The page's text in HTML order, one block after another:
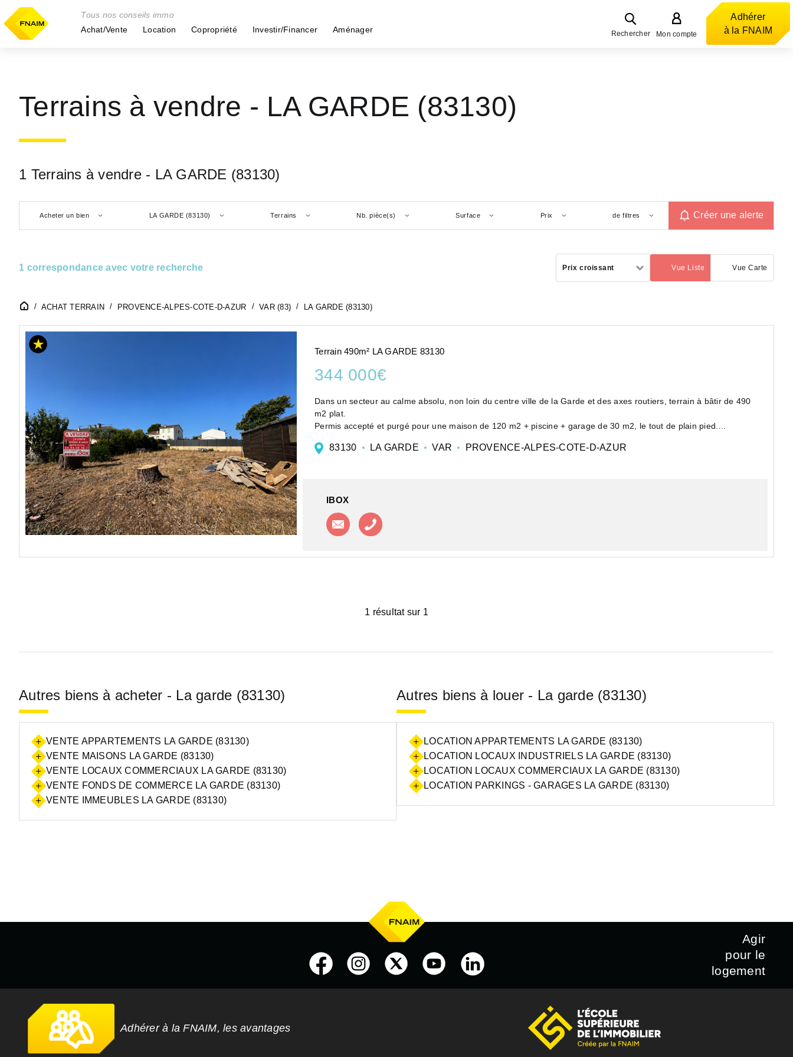
Tous nos conseils immo
Achat/Vente
Location Copropriété Investir/Financer Aménager Rechercher Mon compte
Adhérer
à la FNAIM
Terrains à vendre - LA GARDE (83130)
1 Terrains à vendre - LA GARDE (83130)
Acheter un bien LA GARDE (83130) Terrains Nb. pièce(s) Surface Prix de filtres Créer une alerte
1 correspondance avec votre recherche Prix croissant Vue Liste
(activé) Vue Carte
ACHAT TERRAIN PROVENCE-ALPES-COTE-D-AZUR VAR (83) LA GARDE (83130)
Terrain 490m² LA GARDE 83130
344 000€
Dans un secteur au calme absolu, non loin du centre ville de la Garde et des axes routiers, terrain à bâtir de 490
m2 plat.
Permis accepté et purgé pour une maison de 120 m2 + piscine + garage de 30 m2, le tout de plain pied.
83130 LA GARDE VAR PROVENCE-ALPES-COTE-D-AZUR
IBOX
Contacter l'agence
1 résultat sur 1
Autres biens à acheter - La garde (83130)
VENTE APPARTEMENTS LA GARDE (83130)
VENTE MAISONS LA GARDE (83130)
VENTE LOCAUX COMMERCIAUX LA GARDE (83130)
VENTE FONDS DE COMMERCE LA GARDE (83130)
VENTE IMMEUBLES LA GARDE (83130)
Autres biens à louer - La garde (83130)
LOCATION APPARTEMENTS LA GARDE (83130)
LOCATION LOCAUX INDUSTRIELS LA GARDE (83130)
LOCATION LOCAUX COMMERCIAUX LA GARDE (83130)
LOCATION PARKINGS - GARAGES LA GARDE (83130)
Agir
pour le
logement
Adhérer à la FNAIM, les avantages